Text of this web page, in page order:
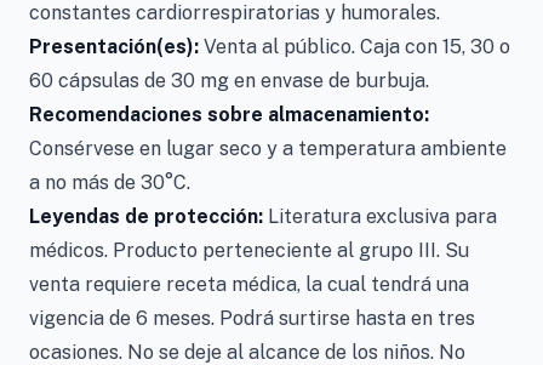
constantes cardiorrespiratorias y humorales.
Presentación(es): Venta al público. Caja con 15, 30 o
60 cápsulas de 30 mg en envase de burbuja.
Recomendaciones sobre almacenamiento:
Consérvese en lugar seco y a temperatura ambiente
a no más de 30°C.
Leyendas de protección: Literatura exclusiva para
médicos. Producto perteneciente al grupo III. Su
venta requiere receta médica, la cual tendrá una
vigencia de 6 meses. Podrá surtirse hasta en tres
ocasiones. No se deje al alcance de los niños. No